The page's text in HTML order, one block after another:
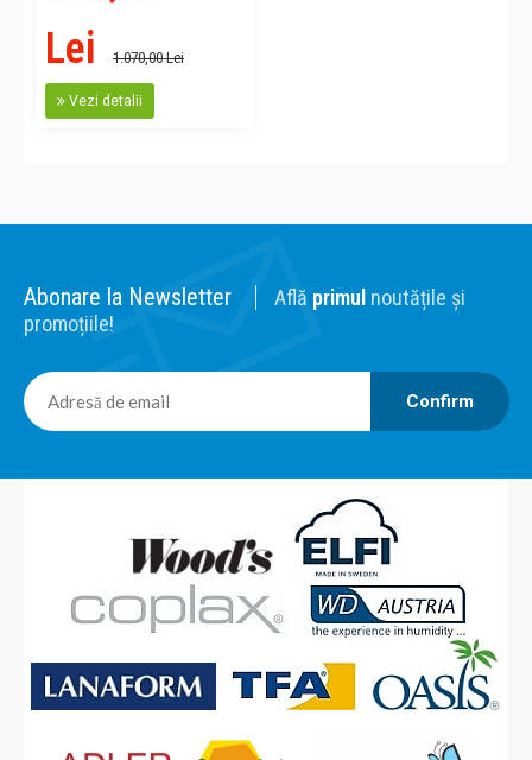
Lei
1.070,00 Lei
Vezi detalii
Abonare la Newsletter Află primul noutățile și
promoțiile!
Confirm